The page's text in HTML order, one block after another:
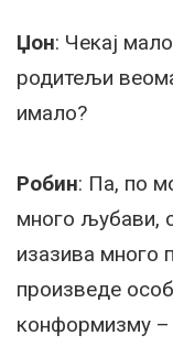
Џон: Чекај
родитељи
имало?
Робин: Па, по
много љубави,
изазива много
произведе
конформизму –